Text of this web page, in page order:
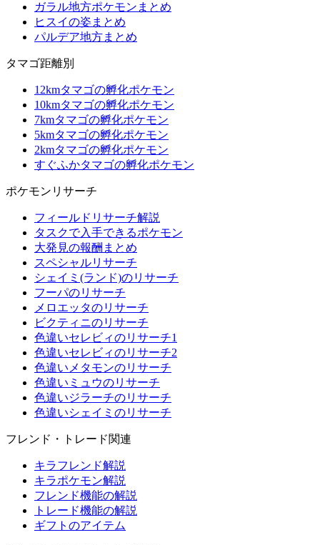
ガラル地方ポケモンまとめ
ヒスイの姿まとめ
パルデア地方まとめ
タマゴ距離別
12kmタマゴの孵化ポケモン
10kmタマゴの孵化ポケモン
7kmタマゴの孵化ポケモン
5kmタマゴの孵化ポケモン
2kmタマゴの孵化ポケモン
すぐふかタマゴの孵化ポケモン
ポケモンリサーチ
フィールドリサーチ解説
タスクで入手できるポケモン
大発見の報酬まとめ
スペシャルリサーチ
シェイミ(ランド)のリサーチ
フーパのリサーチ
メロエッタのリサーチ
ビクティニのリサーチ
色違いセレビィのリサーチ1
色違いセレビィのリサーチ2
色違いメタモンのリサーチ
色違いミュウのリサーチ
色違いジラーチのリサーチ
色違いシェイミのリサーチ
フレンド・トレード関連
キラフレンド解説
キラポケモン解説
フレンド機能の解説
トレード機能の解説
ギフトのアイテム